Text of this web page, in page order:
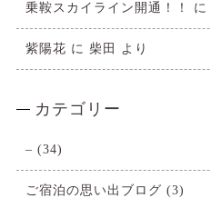
乗鞍スカイライン開通！！ に
紫陽花 に 柴田 より
カテゴリー
– (34)
ご宿泊の思い出ブログ (3)